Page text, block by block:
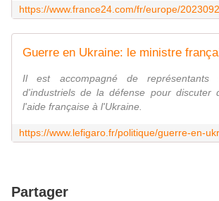
Il est accompagné de représentants
d'industriels de la défense pour discuter
l'aide française à l'Ukraine.
Partager